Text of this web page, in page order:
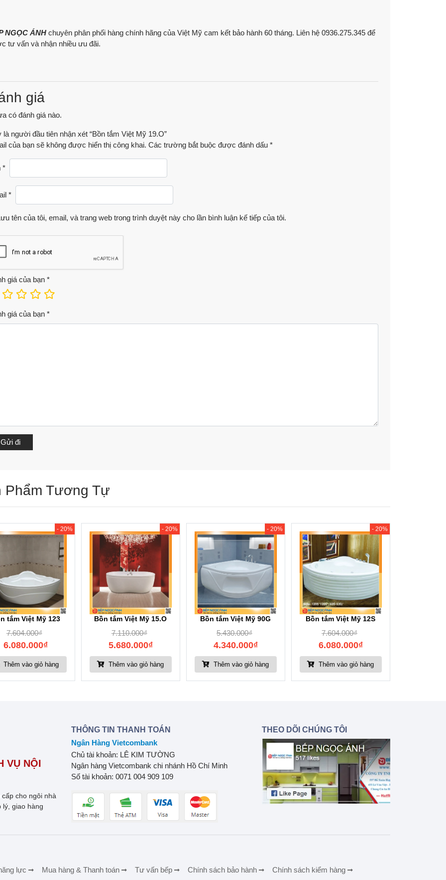
NGỌC ÁNHchuyên phân phối hàng chính hãng của Việt Mỹ cam kết bảo hành 60 tháng. Liên hệ 0936.275.345 để
tư vấn và nhận nhiều ưu đãi.
giá
có đánh giá nào.
là người đầu tiên nhận xét “Bồn tắm Việt Mỹ 19.O”
của bạn sẽ không được hiển thị công khai. Các trường bắt buộc được đánh dấu *
*
*
tên của tôi, email, và trang web trong trình duyệt này cho lần bình luận kế tiếp của tôi.
giá của bạn *
giá của bạn *
Phẩm Tương Tự
- 20%
tắm Việt Mỹ 123
7.604.000₫
6.080.000₫
Thêm vào giỏ hàng
- 20%
Bồn tắm Việt Mỹ 15.O
7.110.000₫
5.680.000₫
Thêm vào giỏ hàng
- 20%
Bồn tắm Việt Mỹ 90G
5.430.000₫
4.340.000₫
Thêm vào giỏ hàng
- 20%
Bồn tắm Việt Mỹ 12S
7.604.000₫
6.080.000₫
Thêm vào giỏ hàng
VỤ NỘI
cho ngôi nhà
lý, giao hàng
THÔNG TIN THANH TOÁN
Ngân Hàng Vietcombank
Chủ tài khoản: LÊ KIM TƯỜNG
Ngân hàng Vietcombank chi nhánh Hồ Chí Minh
Số tài khoản: 0071 004 909 109
THEO DÕI CHÚNG TÔI
lực Mua hàng & Thanh toán Tư vấn bếp Chính sách bảo hành Chính sách kiểm hàng